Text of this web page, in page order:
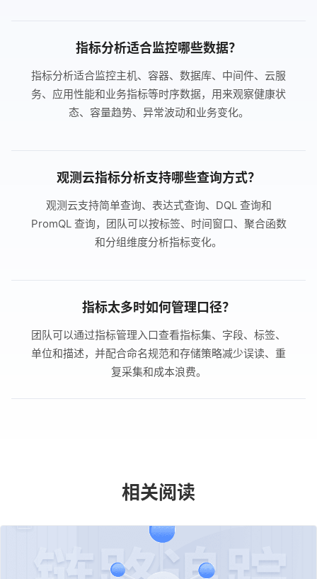
指标分析适合监控哪些数据？
指标分析适合监控主机、容器、数据库、中间件、云服
务、应用性能和业务指标等时序数据，用来观察健康状
态、容量趋势、异常波动和业务变化。
观测云指标分析支持哪些查询方式？
观测云支持简单查询、表达式查询、DQL 查询和
PromQL 查询，团队可以按标签、时间窗口、聚合函数
和分组维度分析指标变化。
指标太多时如何管理口径？
团队可以通过指标管理入口查看指标集、字段、标签、
单位和描述，并配合命名规范和存储策略减少误读、重
复采集和成本浪费。
相关阅读